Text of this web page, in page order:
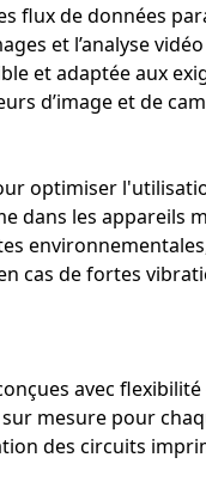
flux de données
et l’analyse
et adaptée aux
d’image et de
optimiser
dans les appareils
cas de fortes
avec
mesure pour
des circuits
utilisées dans
Ces solutions
définition en
d’images par
Ces systèmes
de haute qualité et
l’efficacité